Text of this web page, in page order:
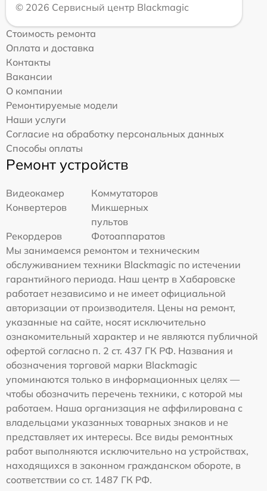
© 2026 Сервисный центр Blackmagic
Стоимость ремонта
Оплата и доставка
Контакты
Вакансии
О компании
Ремонтируемые модели
Наши услуги
Согласие на обработку персональных данных
Способы оплаты
Ремонт устройств
Видеокамер
Коммутаторов
Конвертеров
Микшерных
пультов
Рекордеров
Фотоаппаратов
Мы занимаемся ремонтом и техническим
обслуживанием техники Blackmagic по истечении
гарантийного периода. Наш центр в Хабаровске
работает независимо и не имеет официальной
авторизации от производителя. Цены на ремонт,
указанные на сайте, носят исключительно
ознакомительный характер и не являются публичной
офертой согласно п. 2 ст. 437 ГК РФ. Названия и
обозначения торговой марки Blackmagic
упоминаются только в информационных целях —
чтобы обозначить перечень техники, с которой мы
работаем. Наша организация не аффилирована с
владельцами указанных товарных знаков и не
представляет их интересы. Все виды ремонтных
работ выполняются исключительно на устройствах,
находящихся в законном гражданском обороте, в
соответствии со ст. 1487 ГК РФ.